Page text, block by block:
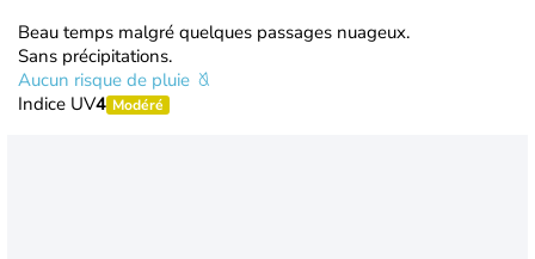
Beau temps malgré quelques passages nuageux.
Sans précipitations.
Aucun risque de pluie
Indice UV4 Modéré